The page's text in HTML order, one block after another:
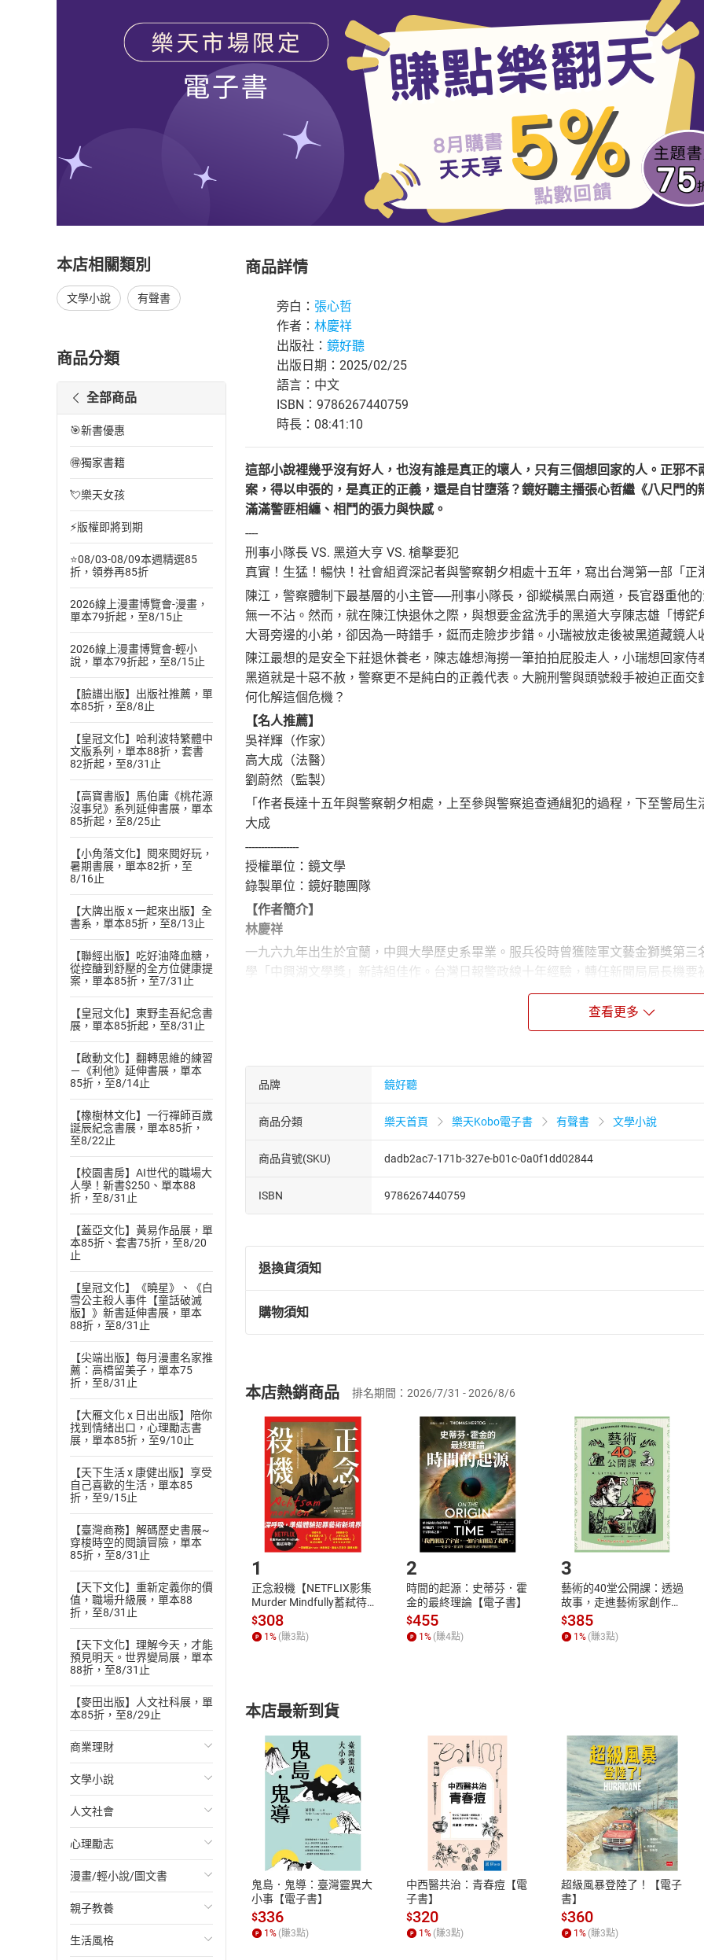
本店相關類別
文學小說 有聲書
商品分類
全部商品
🎯新書優惠
🉐獨家書籍
💘樂天女孩
⚡版權即將到期
⭐08/03-08/09本週精選85
折，領券再85折
2026線上漫畫博覽會-漫畫，
單本79折起，至8/15止
2026線上漫畫博覽會-輕小
說，單本79折起，至8/15止
【臉譜出版】出版社推薦，單
本85折，至8/8止
【皇冠文化】哈利波特繁體中
文版系列，單本88折，套書
82折起，至8/31止
【高寶書版】馬伯庸《桃花源
沒事兒》系列延伸書展，單本
85折起，至8/25止
【小角落文化】閱來閱好玩，
暑期書展，單本82折，至
8/16止
【大牌出版 x 一起來出版】全
書系，單本85折，至8/13止
【聯經出版】吃好油降血糖，
從控醣到舒壓的全方位健康提
案，單本85折，至7/31止
【皇冠文化】東野圭吾紀念書
展，單本85折起，至8/31止
【啟動文化】翻轉思維的練習
－《利他》延伸書展，單本
85折，至8/14止
【橡樹林文化】一行禪師百歲
誕辰紀念書展，單本85折，
至8/22止
【校園書房】AI世代的職場大
人學！新書$250、單本88
折，至8/31止
【蓋亞文化】黃易作品展，單
本85折、套書75折，至8/20
止
【皇冠文化】《曉星》、《白
雪公主殺人事件【童話破滅
版】》新書延伸書展，單本
88折，至8/31止
【尖端出版】每月漫畫名家推
薦：高橋留美子，單本75
折，至8/31止
【大雁文化 x 日出出版】陪你
找到情緒出口，心理勵志書
展，單本85折，至9/10止
【天下生活 x 康健出版】享受
自己喜歡的生活，單本85
折，至9/15止
【臺灣商務】解碼歷史書展~
穿梭時空的閱讀冒險，單本
85折，至8/31止
【天下文化】重新定義你的價
值，職場升級展，單本88
折，至8/31止
【天下文化】理解今天，才能
預見明天。世界變局展，單本
88折，至8/31止
【麥田出版】人文社科展，單
本85折，至8/29止
商業理財
投資理財
經濟/趨勢
財務/金融
管理/領導
職場工作術
成功法
文學小說
歐美文學
日本文學
韓國文學
華文文學
經典文學
人文社會
國際關係
政治
社會科學
台灣/中國歷史
心理勵志
心靈成長/情緒
人際關係
兩性關係
漫畫/輕小說/圖文書
輕小說
奇幻/科幻
親子教養
教育現場
生活風格
商品詳情
旁白： 張心哲
作者： 林慶祥
出版社： 鏡好聽
出版日期：2025/02/25
語言：中文
ISBN：9786267440759
時長：08:41:10
這部小說裡幾乎沒有好人，也沒有誰是真正的壞人，只有三個想回家的人。正邪
案，得以申張的，是真正的正義，還是自甘墮落？鏡好聽主播張心哲繼《八尺門
滿滿警匪相纏、相鬥的張力與快感。
----
刑事小隊長 VS. 黑道大亨 VS. 槍擊要犯
真實！生猛！暢快！社會組資深記者與警察朝夕相處十五年，寫出台灣第一部「正
陳江，警察體制下最基層的小主管──刑事小隊長，卻縱橫黑白兩道，長官器重他
無一不沾。然而，就在陳江快退休之際，與想要金盆洗手的黑道大亨陳志雄「博
大哥旁邊的小弟，卻因為一時錯手，鋌而走險步步錯。小瑞被放走後被黑道藏鏡人
陳江最想的是安全下莊退休養老，陳志雄想海撈一筆拍拍屁股走人，小瑞想回家
黑道就是十惡不赦，警察更不是純白的正義代表。大腕刑警與頭號殺手被迫正面
何化解這個危機？
【名人推薦】
吳祥輝（作家）
高大成（法醫）
劉蔚然（監製）
「作者長達十五年與警察朝夕相處，上至參與警察追查通緝犯的過程，下至警局
大成
-----------------
授權單位：鏡文學
錄製單位：鏡好聽團隊
【作者簡介】
林慶祥
一九六九年出生於宜蘭，中興大學歷史系畢業。服兵役時曾獲陸軍文藝金獅獎第
學「中興湖文學獎」新詩組佳作。台灣日報警政線十年經驗，轉任新聞局局長機
年，再度轉換跑道桃捷經理，幾度來回，最後到鏡週刊社會組擔任資深記者，算
政大新聞系畢業，擁有新聞業及表演藝術的雙重訓練，現為配音員、音樂劇演員
地下社會》、《一個乾淨明亮的地方》、《我們的時代》、《薩提爾的守護之心
人》、《為什麼我們要在意美國？》、《八尺門的辯護人》、《殺戮的艱難》、
橋上的魔術師》、《老窮奇幻紀事》、《沒口之河》、《給民主世代公務員的備
查看更多
品牌 鏡好聽
商品分類 樂天首頁 樂天Kobo電子書 有聲書 文學小說
商品貨號(SKU) dadb2ac7-171b-327e-b01c-0a0f1dd02844
ISBN 9786267440759
退換貨須知
退換貨規定：
(一)依消費者保護法第19條第1項後段暨通訊交易解除權合理例外情事適用
(二)消費者訂購本店鋪之商品即代表知悉本店鋪所銷售之商品為電子書，
且已下載/存取電子書，不得請求退貨退款。
退貨方式：您欲取消訂單或辦理退貨時，請登入樂天市場，並於「我的訂單
貨」，本店鋪將依您的申請進行審核，待審核通過後將為您辦理退款事宜。
請注意，樂天市場須以整筆訂單為單位進行取消/退貨，恕無法以單支商品取
購物須知
挑選商品
Choose
放入購物車
Shopping cart
登入帳號
Login
購書後，如何開始使用？
Step1.選擇閱讀載具 Step2.登入
付款方式
ATM轉帳、信用卡、LINE PAY、AFTEE
退換貨規範
本店是否提供消費者保護法七日猶
之權利，遽消費者保護法及通訊交
除權合理例外情事適用準則，依商
質各有不同規定。詳細退換貨說明
照各商品說明。
本店熱銷商品 排名期間：2026/7/31 - 2026/8/6
1
正念殺機【NETFLIX影集
Murder Mindfully蓄弒待
發】【電子書】
$308
1 % (賺3點)
2
時間的起源：史蒂芬．霍
金的最終理論【電子書】
$455
1 % (賺4點)
3
藝術的40堂公開課：透過
故事，走進藝術家創作現
場，看藝術如何誕生、如
何形塑人類生活【電子
書】
$385
1 % (賺3點)
本店最新到貨
鬼島．鬼導：臺灣靈異大
小事【電子書】
$336
1 % (賺3點)
中西醫共治：青春痘【電
子書】
$320
1 % (賺3點)
超級風暴登陸了！【電子
書】
$360
1 % (賺3點)